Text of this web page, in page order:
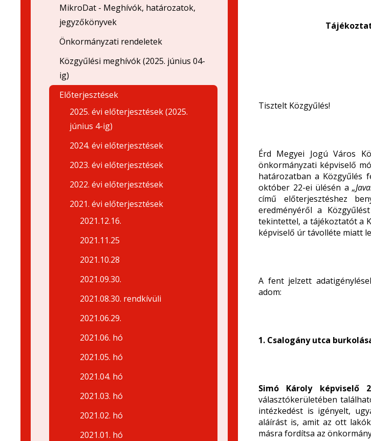
Tisztelt Közgyűlés!
Érd Megyei Jogú Város
önkormányzati képviselő
határozatban a Közgyűlés
október 22-ei ülésén a
című előterjesztéshez
eredményéről a
tekintettel, a tájékoztatót a
képviselő úr távolléte miatt
A fent jelzett
adom:
1. Csalogány utca
Simó Károly képviselő
választókerületében
intézkedést is igényelt,
aláírást is, amit az ott
másra fordítsa az
MikroDat - Meghívók, határozatok,
jegyzőkönyvek
Önkormányzati rendeletek
Közgyűlési meghívók (2025. június 04-
ig)
Előterjesztések
2025. évi előterjesztések (2025.
június 4-ig)
2024. évi előterjesztések
2023. évi előterjesztések
2022. évi előterjesztések
2021. évi előterjesztések
2021.12.16.
2021.11.25
2021.10.28
2021.09.30.
2021.08.30. rendkívüli
2021.06.29.
2021.06. hó
2021.05. hó
2021.04. hó
2021.03. hó
2021.02. hó
2021.01. hó